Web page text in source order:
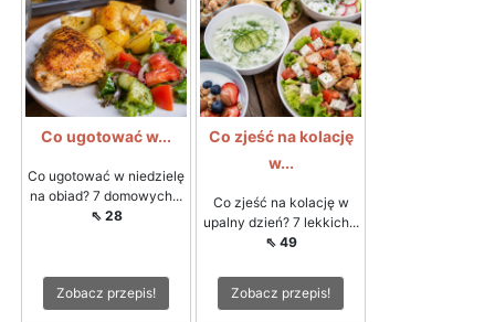
Co ugotować w...
Co ugotować w niedzielę
na obiad? 7 domowych...
⇖ 28
Zobacz przepis!
Co zjeść na kolację
w...
Co zjeść na kolację w
upalny dzień? 7 lekkich...
⇖ 49
Zobacz przepis!